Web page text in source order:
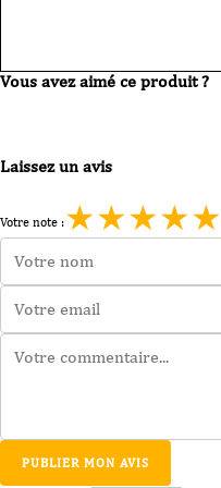
Vous avez aimé ce produit ?
Laissez un avis
Votre note :★★★★★
PUBLIER MON AVIS